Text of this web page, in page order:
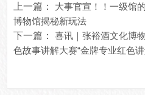
上一篇：
大事官宣！！一级馆
博物馆揭秘新玩法
下一篇：
喜讯｜张裕酒文化博
色故事讲解大赛“金牌专业红色